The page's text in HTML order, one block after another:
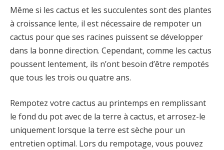
Même si les cactus et les succulentes sont des plantes
à croissance lente, il est nécessaire de rempoter un
cactus pour que ses racines puissent se développer
dans la bonne direction. Cependant, comme les cactus
poussent lentement, ils n’ont besoin d’être rempotés
que tous les trois ou quatre ans.
Rempotez votre cactus au printemps en remplissant
le fond du pot avec de la terre à cactus, et arrosez-le
uniquement lorsque la terre est sèche pour un
entretien optimal. Lors du rempotage, vous pouvez